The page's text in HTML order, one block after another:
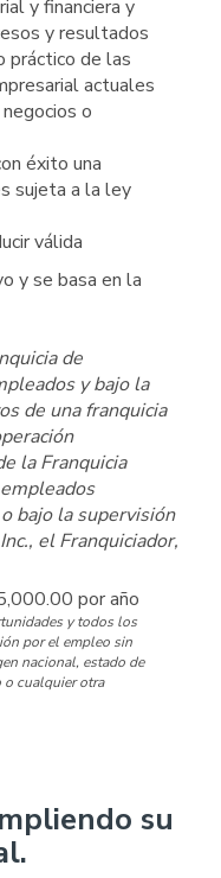
y financiera y
y resultados
práctico de las
actuales
o
éxito una
sujeta a la ley
válida
y se basa en la
de
y bajo la
de una franquicia
la Franquicia
bajo la supervisión
el Franquiciador,
por año
y todos los
por el empleo sin
nacional, estado de
o cualquier otra
su